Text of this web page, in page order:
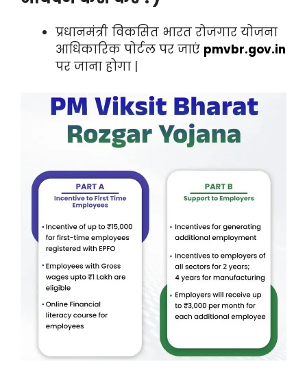
प्रधानमंत्री विकसित भारत रोजगार योजना
आधिकारिक पोर्टल पर जाएं pmvbr.gov.in
पर जाना होगा |